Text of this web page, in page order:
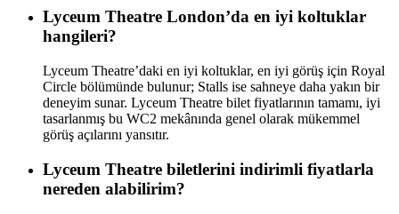
Lyceum Theatre London’da en iyi koltuklar
hangileri?
Lyceum Theatre’daki en iyi koltuklar, en iyi görüş için Royal
Circle bölümünde bulunur; Stalls ise sahneye daha yakın bir
deneyim sunar. Lyceum Theatre bilet fiyatlarının tamamı, iyi
tasarlanmış bu WC2 mekânında genel olarak mükemmel
görüş açılarını yansıtır.
Lyceum Theatre biletlerini indirimli fiyatlarla
nereden alabilirim?